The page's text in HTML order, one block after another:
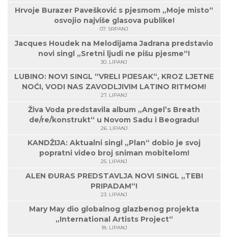
Hrvoje Burazer Pavešković s pjesmom „Moje misto“
osvojio najviše glasova publike!
07. SRPANJ
Jacques Houdek na Melodijama Jadrana predstavio
novi singl „Sretni ljudi ne pišu pjesme“!
30. LIPANJ
LUBINO: NOVI SINGL “VRELI PIJESAK“, KROZ LJETNE
NOĆI, VODI NAS ZAVODLJIVIM LATINO RITMOM!
27. LIPANJ
Živa Voda predstavila album „Angel’s Breath
de/re/konstrukt“ u Novom Sadu i Beogradu!
26. LIPANJ
KANDŽIJA: Aktualni singl „Plan“ dobio je svoj
popratni video broj sniman mobitelom!
25. LIPANJ
ALEN ĐURAS PREDSTAVLJA NOVI SINGL „TEBI
PRIPADAM“!
23. LIPANJ
Mary May dio globalnog glazbenog projekta
„International Artists Project“
18. LIPANJ